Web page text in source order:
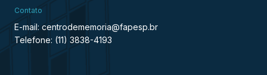
Contato
E-mail: centrodememoria@fapesp.br
Telefone: (11) 3838-4193